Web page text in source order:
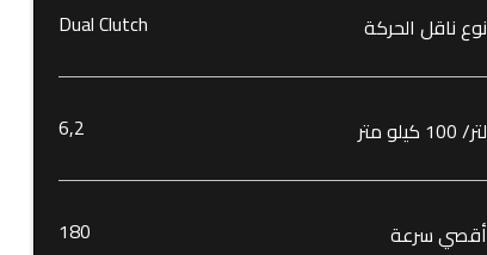
نوع ناقل الحركة Dual Clutch
لتر/ 100 كيلو متر 6٫2
أقصي سرعة 180